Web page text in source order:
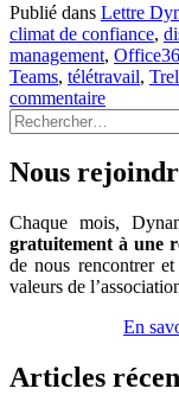
Publié dans Lettre
climat de confiance,
management,
Teams, télétravail,
commentaire
Rechercher :
Nous
Chaque mois,
gratuitement à une
de nous rencontrer
valeurs de
En
Articles